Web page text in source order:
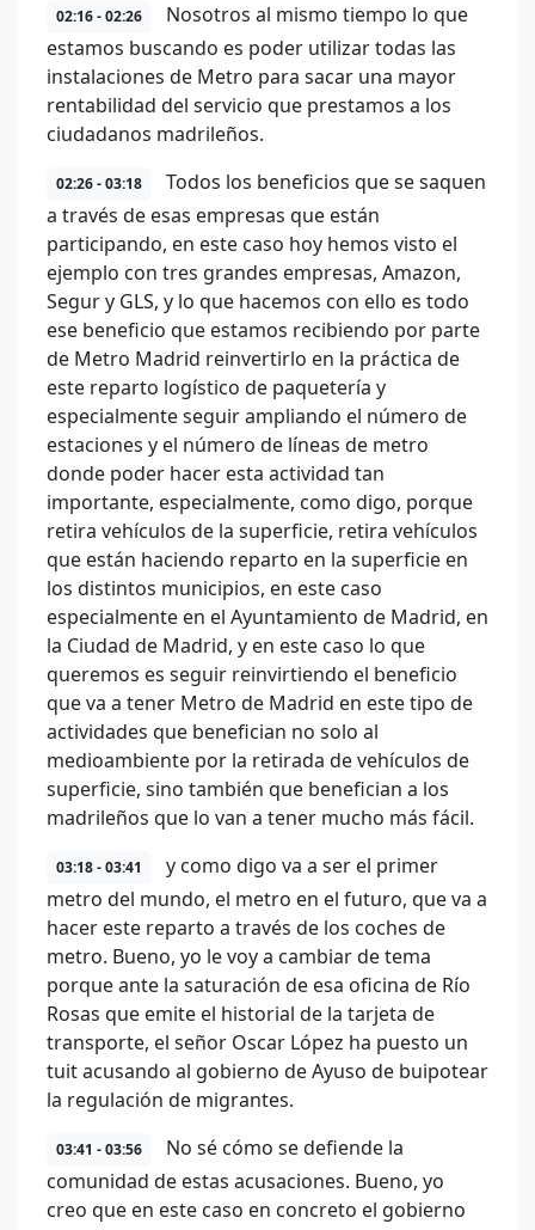
02:16 - 02:26
Nosotros al mismo tiempo lo que
estamos buscando es poder utilizar todas las
instalaciones de Metro para sacar una mayor
rentabilidad del servicio que prestamos a los
ciudadanos madrileños.
02:26 - 03:18
Todos los beneficios que se saquen
a través de esas empresas que están
participando, en este caso hoy hemos visto el
ejemplo con tres grandes empresas, Amazon,
Segur y GLS, y lo que hacemos con ello es todo
ese beneficio que estamos recibiendo por parte
de Metro Madrid reinvertirlo en la práctica de
este reparto logístico de paquetería y
especialmente seguir ampliando el número de
estaciones y el número de líneas de metro
donde poder hacer esta actividad tan
importante, especialmente, como digo, porque
retira vehículos de la superficie, retira vehículos
que están haciendo reparto en la superficie en
los distintos municipios, en este caso
especialmente en el Ayuntamiento de Madrid, en
la Ciudad de Madrid, y en este caso lo que
queremos es seguir reinvirtiendo el beneficio
que va a tener Metro de Madrid en este tipo de
actividades que benefician no solo al
medioambiente por la retirada de vehículos de
superficie, sino también que benefician a los
madrileños que lo van a tener mucho más fácil.
03:18 - 03:41
y como digo va a ser el primer
metro del mundo, el metro en el futuro, que va a
hacer este reparto a través de los coches de
metro. Bueno, yo le voy a cambiar de tema
porque ante la saturación de esa oficina de Río
Rosas que emite el historial de la tarjeta de
transporte, el señor Oscar López ha puesto un
tuit acusando al gobierno de Ayuso de buipotear
la regulación de migrantes.
03:41 - 03:56
No sé cómo se defiende la
comunidad de estas acusaciones. Bueno, yo
creo que en este caso en concreto el gobierno